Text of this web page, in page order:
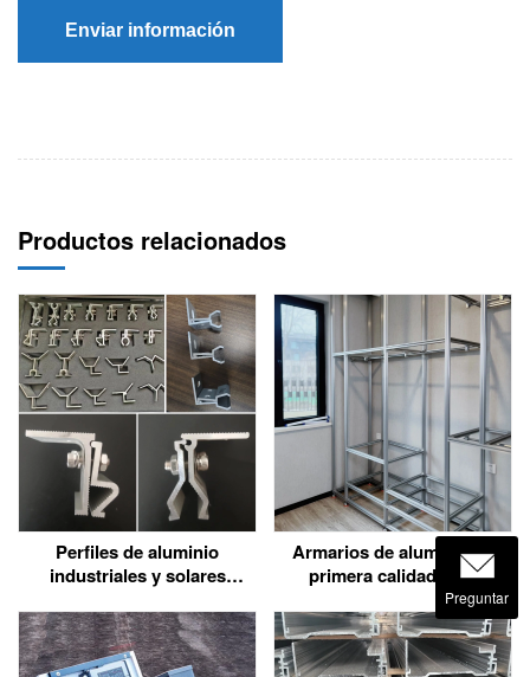
Enviar información
Productos relacionados
Perfiles de aluminio
industriales y solares
agresivos
Armarios de aluminio de
primera calidad para
cocinas, baños y mucho
más
Preguntar